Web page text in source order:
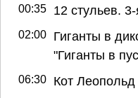
00:35 12 стульев.
02:00
Гиганты в
"Гиганты в
06:30 Кот Леопольд